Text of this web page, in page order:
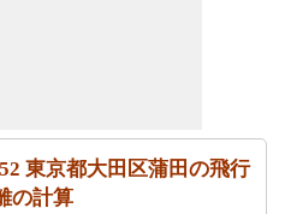
市までの旅行
ために私たちの
ださい。
東京都大田区蒲田の飛行
の計算